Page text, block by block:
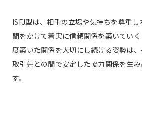
ISFJ型は、相手の立場や気持ちを尊重
間をかけて着実に信頼関係を築いてい
度築いた関係を大切にし続ける姿勢は
取引先との間で安定した協力関係を生
す。